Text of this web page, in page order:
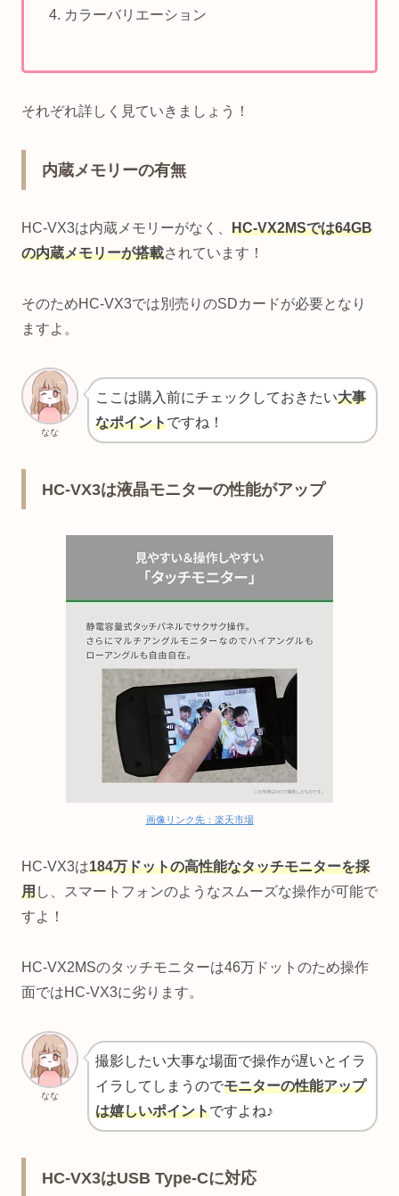
カラーバリエーション
それぞれ詳しく見ていきましょう！
内蔵メモリーの有無
HC-VX3は内蔵メモリーがなく、 HC-VX2MSでは64GB
の内蔵メモリーが搭載されています！
そのためHC-VX3では別売りのSDカードが必要となり
ますよ。
なな
ここは購入前にチェックしておきたい大事
なポイントですね！
HC-VX3は液晶モニターの性能がアップ
画像リンク先：楽天市場
HC-VX3は184万ドットの高性能なタッチモニターを採
用し、スマートフォンのようなスムーズな操作が可能で
すよ！
HC-VX2MSのタッチモニターは46万ドットのため操作
面ではHC-VX3に劣ります。
なな
撮影したい大事な場面で操作が遅いとイラ
イラしてしまうのでモニターの性能アップ
は嬉しいポイントですよね♪
HC-VX3はUSB Type-Cに対応